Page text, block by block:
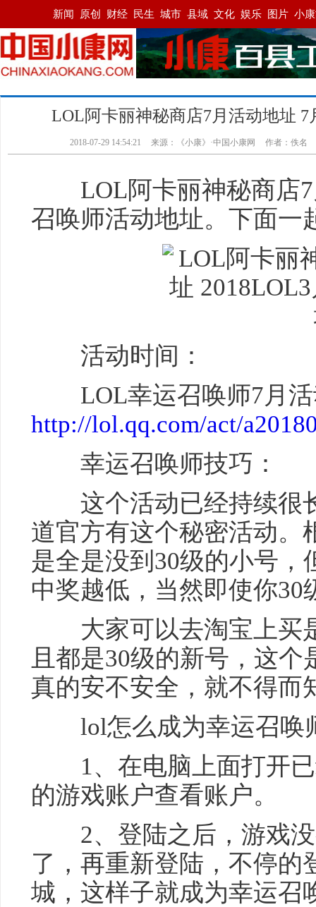
LOL阿卡丽神秘商店7月活动地址
2018-07-29 14:54:21 来源： 《小康》·中国小康网 作者：佚名
LOL阿卡丽神秘商店7
召唤师活动地址。下面一
活动时间：
LOL幸运召唤师7月活
http://lol.qq.com/act/
幸运召唤师技巧：
这个活动已经持续很
道官方有这个秘密活动。
是全是没到30级的小号
中奖越低，当然即使你
大家可以去淘宝上买
且都是30级的新号，这
真的安不安全，就不得
lol怎么成为幸运召唤
1、在电脑上面打开已
的游戏账户查看账户。
2、登陆之后，游戏没
了，再重新登陆，不停的
城，这样子就成为幸运召